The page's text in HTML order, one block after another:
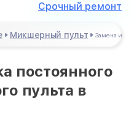
Срочный ремонт
Микшерный пульт Замена
постоянного
пульта в